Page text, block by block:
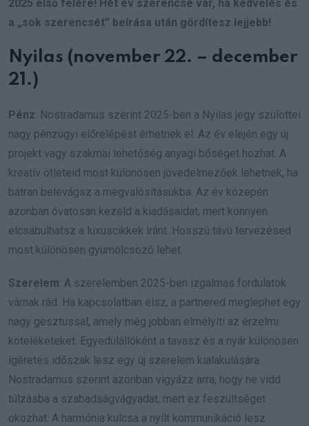
2025 első felére! Hét év szerencse vár, ha kedvelés és
a „sok szerencsét” beírása után gördítesz lejjebb!
Nyilas (november 22. – december
21.)
Pénz: Nostradamus szerint 2025-ben a Nyilas jegy szülöttei
nagy pénzügyi előrelépést érhetnek el. Az év elején egy új
projekt vagy szakmai lehetőség anyagi bőséget hozhat. A
kreatív ötleteid most különösen jövedelmezőek lehetnek, ha
bátran belevágsz a megvalósításukba. Az év közepén
azonban óvatosan kezeld a kiadásaidat, mert könnyen
elcsábulhatsz a luxuscikkek iránt. Hosszú távú tervezésed
most különösen gyümölcsöző lehet.
Szerelem: A szerelemben 2025-ben izgalmas fordulatok
várnak rád. Ha kapcsolatban élsz, a partnered meglephet egy
nagy gesztussal, amely még jobban elmélyíti az érzelmi
köteléketeket. Egyedülállóként a tavasz és a nyár különösen
ígéretes időszak lesz egy új szerelem kialakulására.
Nostradamus szerint azonban vigyázz arra, hogy ne vidd
túlzásba a szabadságvágyadat, mert ez feszültséget
okozhat. A harmónia kulcsa a nyílt kommunikáció lesz.